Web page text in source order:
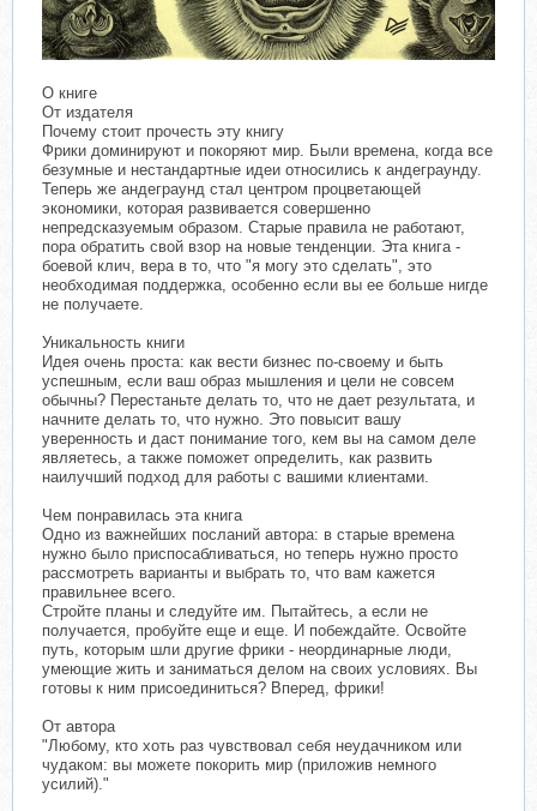
О книге
От издателя
Почему стоит прочесть эту книгу
Фрики доминируют и покоряют мир. Были времена, когда все
безумные и нестандартные идеи относились к андеграунду.
Теперь же андеграунд стал центром процветающей
экономики, которая развивается совершенно
непредсказуемым образом. Старые правила не работают,
пора обратить свой взор на новые тенденции. Эта книга -
боевой клич, вера в то, что "я могу это сделать", это
необходимая поддержка, особенно если вы ее больше нигде
не получаете.
Уникальность книги
Идея очень проста: как вести бизнес по-своему и быть
успешным, если ваш образ мышления и цели не совсем
обычны? Перестаньте делать то, что не дает результата, и
начните делать то, что нужно. Это повысит вашу
уверенность и даст понимание того, кем вы на самом деле
являетесь, а также поможет определить, как развить
наилучший подход для работы с вашими клиентами.
Чем понравилась эта книга
Одно из важнейших посланий автора: в старые времена
нужно было приспосабливаться, но теперь нужно просто
рассмотреть варианты и выбрать то, что вам кажется
правильнее всего.
Стройте планы и следуйте им. Пытайтесь, а если не
получается, пробуйте еще и еще. И побеждайте. Освойте
путь, которым шли другие фрики - неординарные люди,
умеющие жить и заниматься делом на своих условиях. Вы
готовы к ним присоединиться? Вперед, фрики!
От автора
"Любому, кто хоть раз чувствовал себя неудачником или
чудаком: вы можете покорить мир (приложив немного
усилий)."